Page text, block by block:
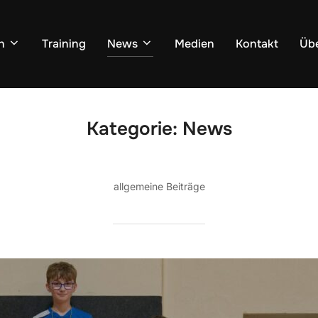
Training News Medien Kontakt
Kategorie: News
allgemeine Beiträge